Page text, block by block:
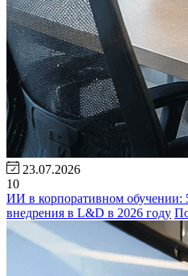
23.07.2026
10
ИИ в корпоративном обучении:
внедрения в L&D в 2026 году